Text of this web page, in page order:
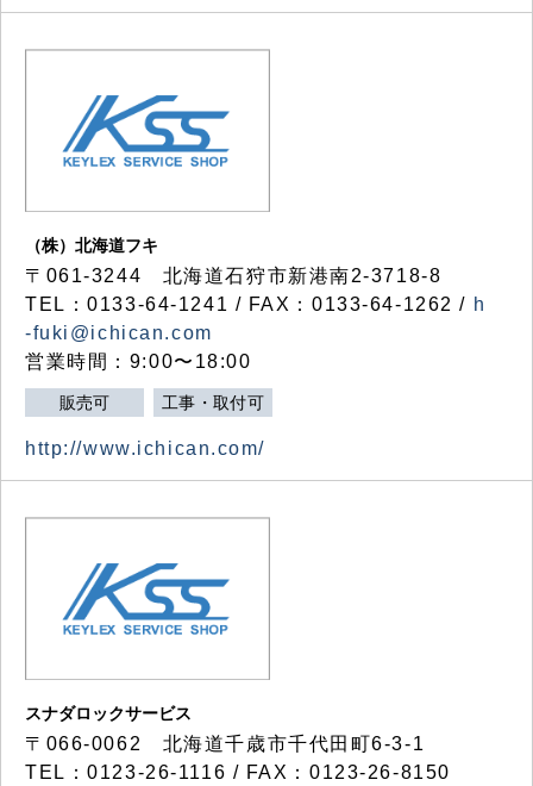
（株）北海道フキ
〒061-3244 北海道石狩市新港南2-3718-8
TEL：0133-64-1241 / FAX：0133-64-1262 / h
-fuki@ichican.com
営業時間：9:00〜18:00
販売可 工事・取付可
http://www.ichican.com/
スナダロックサービス
〒066-0062 北海道千歳市千代田町6-3-1
TEL：0123-26-1116 / FAX：0123-26-8150